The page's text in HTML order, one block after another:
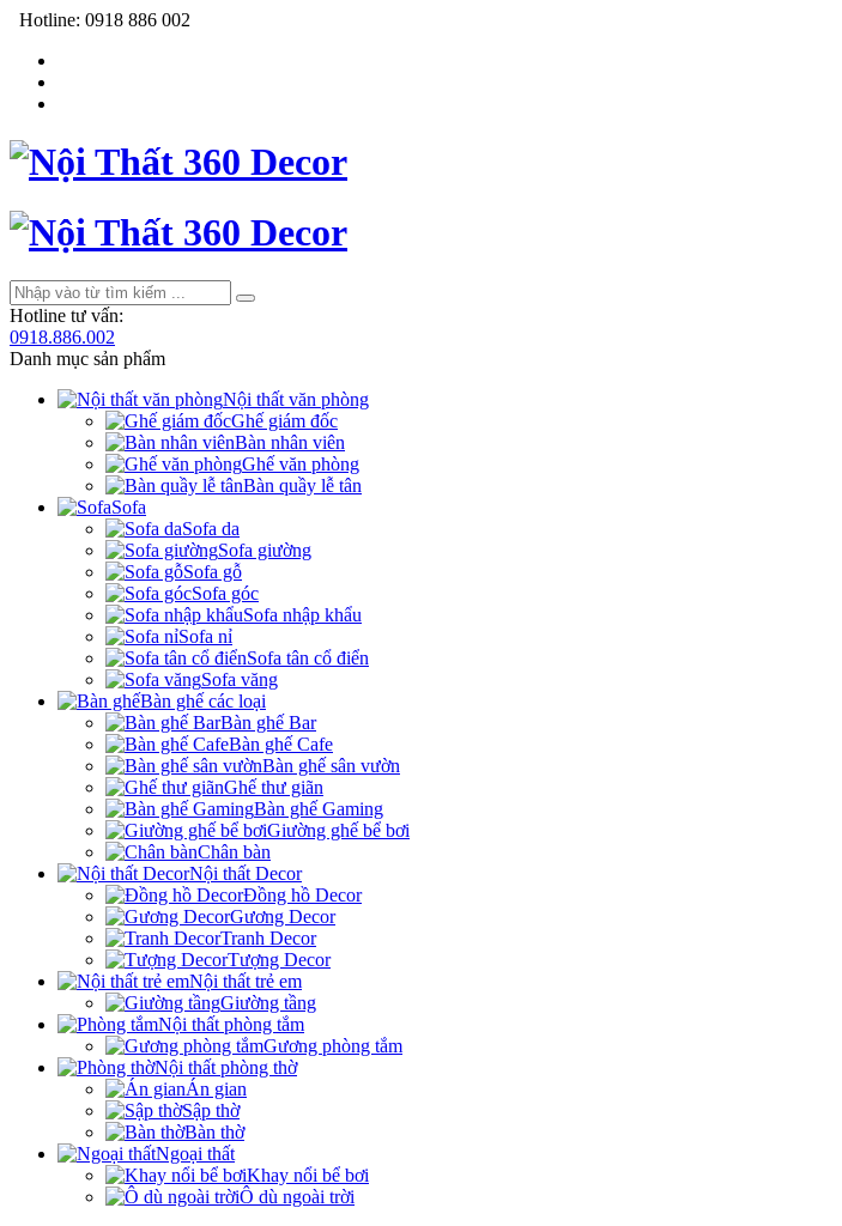
Hotline: 0918 886 002
Hotline tư vấn:
0918.886.002
Danh mục sản phẩm
Nội thất văn phòng
Ghế giám đốc
Bàn nhân viên
Ghế văn phòng
Bàn quầy lễ tân
Sofa
Sofa da
Sofa giường
Sofa gỗ
Sofa góc
Sofa nhập khẩu
Sofa nỉ
Sofa tân cổ điển
Sofa văng
Bàn ghế các loại
Bàn ghế Bar
Bàn ghế Cafe
Bàn ghế sân vườn
Ghế thư giãn
Bàn ghế Gaming
Giường ghế bể bơi
Chân bàn
Nội thất Decor
Đồng hồ Decor
Gương Decor
Tranh Decor
Tượng Decor
Nội thất trẻ em
Giường tầng
Nội thất phòng tắm
Gương phòng tắm
Nội thất phòng thờ
Án gian
Sập thờ
Bàn thờ
Ngoại thất
Khay nổi bể bơi
Ô dù ngoài trời